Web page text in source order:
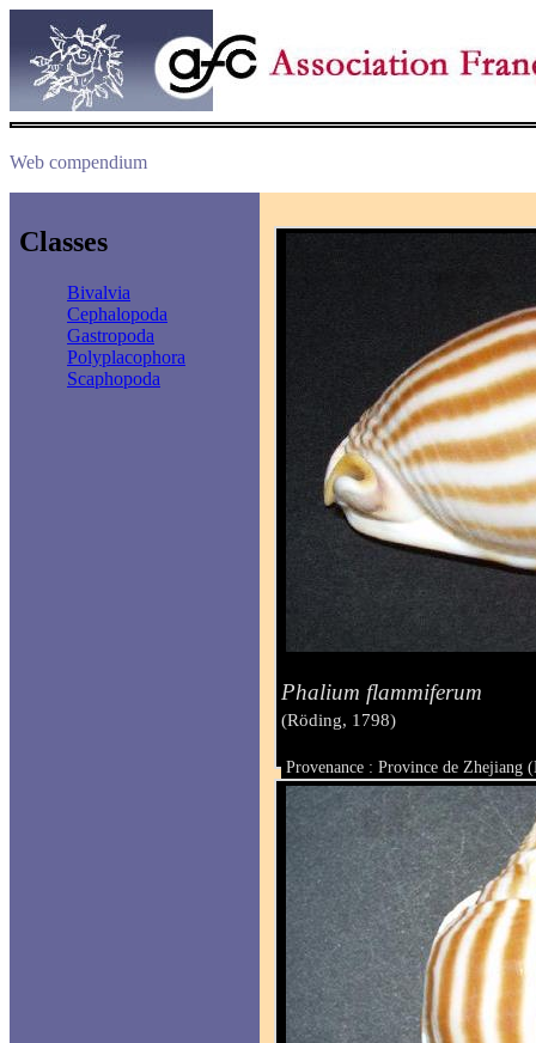
Web compendium
Classes
Bivalvia
Cephalopoda
Gastropoda
Polyplacophora
Scaphopoda
Phalium flammiferum
(Röding, 1798)
Provenance : Province de Zhejiang
Taille : 68 mm